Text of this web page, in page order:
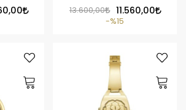
13.600,00
11.560,00
%15